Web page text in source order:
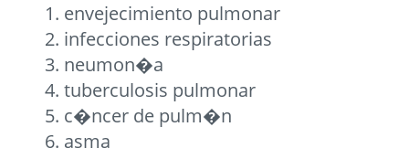
envejecimiento pulmonar
infecciones respiratorias
neumon�a
tuberculosis pulmonar
c�ncer de pulm�n
asma